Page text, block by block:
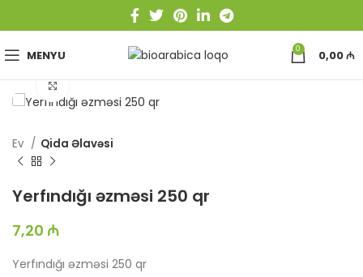
MENYU 0 0,00₼
Ev Qida Əlavəsi
Yerfındığı əzməsi 250 qr
7,20 ₼
Yerfındığı əzməsi 250 qr